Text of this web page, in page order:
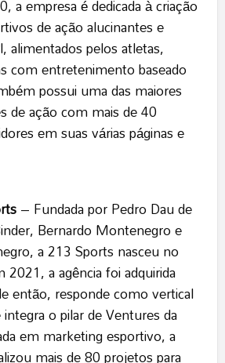
a empresa é dedicada à criação
de ação alucinantes e
alimentados pelos atletas,
com entretenimento baseado
possui uma das maiores
de ação com mais de 40
em suas várias páginas e
– Fundada por Pedro Dau de
Bernardo Montenegro e
a 213 Sports nasceu no
a agência foi adquirida
então, responde como vertical
o pilar de Ventures da
em marketing esportivo, a
mais de 80 projetos para